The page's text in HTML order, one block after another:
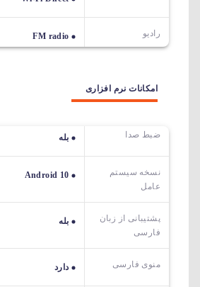
رادیو FM radio
امکانات نرم افزاری
ضبط صدا بله
نسخه سیستم
عامل
Android 10
پشتیبانی از زبان
فارسی
بله
منوی فارسی دارد